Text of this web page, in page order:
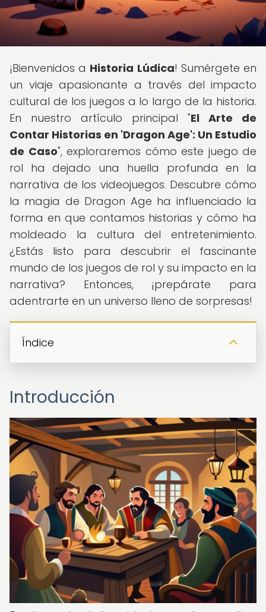
¡Bienvenidos a Historia Lúdica! Sumérgete en
un viaje apasionante a través del impacto
cultural de los juegos a lo largo de la historia.
En nuestro artículo principal "El Arte de
Contar Historias en 'Dragon Age': Un Estudio
de Caso", exploraremos cómo este juego de
rol ha dejado una huella profunda en la
narrativa de los videojuegos. Descubre cómo
la magia de Dragon Age ha influenciado la
forma en que contamos historias y cómo ha
moldeado la cultura del entretenimiento.
¿Estás listo para descubrir el fascinante
mundo de los juegos de rol y su impacto en la
narrativa? Entonces, ¡prepárate para
adentrarte en un universo lleno de sorpresas!
Índice
Introducción